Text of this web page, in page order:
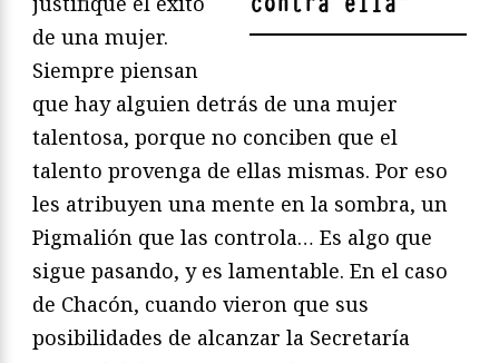
de una mujer.
Siempre piensan
que hay alguien detrás de una mujer
talentosa, porque no conciben que el
talento provenga de ellas mismas. Por eso
les atribuyen una mente en la sombra, un
Pigmalión que las controla… Es algo que
sigue pasando, y es lamentable. En el caso
de Chacón, cuando vieron que sus
posibilidades de alcanzar la Secretaría